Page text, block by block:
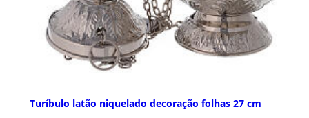
Turíbulo latão niquelado decoração folhas 27 cm